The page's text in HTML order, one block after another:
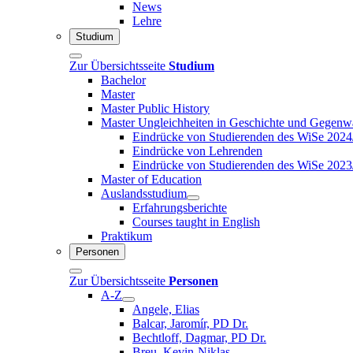
News
Lehre
Studium
Zur Übersichtsseite Studium
Bachelor
Master
Master Public History
Master Ungleichheiten in Geschichte und
Eindrücke von Studierenden des WiSe
Eindrücke von Lehrenden
Eindrücke von Studierenden des WiSe
Master of Education
Auslandsstudium
Erfahrungsberichte
Courses taught in English
Praktikum
Personen
Zur Übersichtsseite Personen
A-Z
Angele, Elias
Balcar, Jaromír, PD Dr.
Bechtloff, Dagmar, PD Dr.